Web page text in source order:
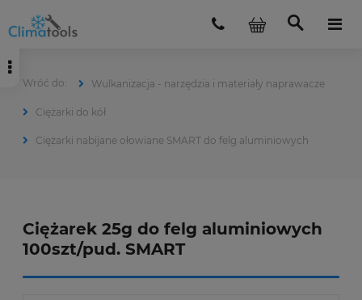
Wulkanizacja - narzędzia i materiały naprawacze
Ciężarki do kół
Ciężarki nabijane ołowiane SMART do felg aluminiowych
Ciężarek 25g do felg aluminiowych
100szt/pud. SMART